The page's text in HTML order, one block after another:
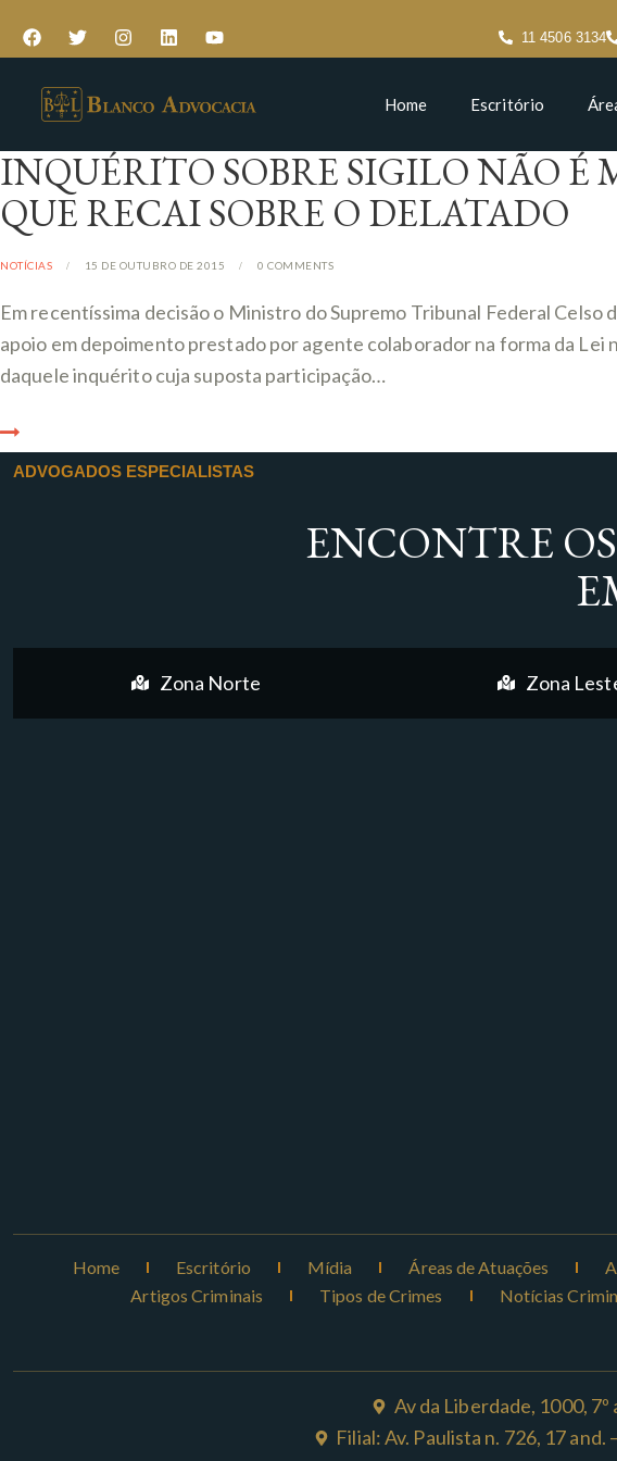
11 4506 3134
Home Escritório
INQUÉRITO SOBRE SIGILO NÃO É
QUE RECAI SOBRE O DELATADO
NOTÍCIAS 15 DE OUTUBRO DE 2015 0 COMMENTS
Em recentíssima decisão o Ministro do Supremo Tribunal Federal
apoio em depoimento prestado por agente colaborador na forma da
daquele inquérito cuja suposta participação…
ADVOGADOS ESPECIALISTAS
ENCONTRE OS
Zona Norte Zona
Home Escritório Mídia Áreas de Atuações
Artigos Criminais
Tipos de Crimes Notícias
Av da Liberdade, 1000,
Filial: Av. Paulista n. 726, 17 and.